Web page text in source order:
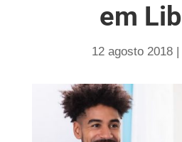
em
12 agosto 2018|